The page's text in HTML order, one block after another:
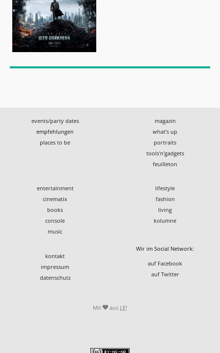
events/party dates
empfehlungen
places to be
magazin
what's up
portraits
tools'n'gadgets
feuilleton
entertainment
cinematix
books
console
music
lifestyle
fashion
living
kolumne
kontakt
impressum
datenschutz
Wir im Social Network:
auf Facebook
auf Twitter
Mit aus LE!